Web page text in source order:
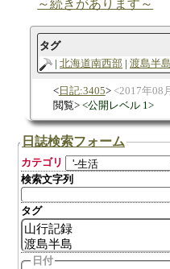
～続きがあります～
タグ
北海道南西部
渡島半
日記:3405 2017年08
閲覧
公開レベル 1
日誌検索フォーム
カテゴリ
検索文字列
タグ
日付